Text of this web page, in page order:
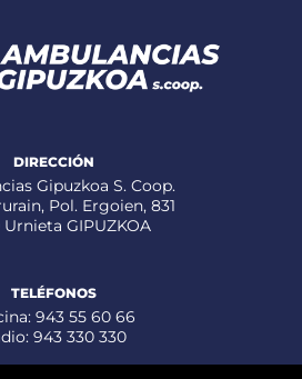
DIRECCIÓN
Gipuzkoa S. Coop.
Pol. Ergoien, 831
Urnieta GIPUZKOA
TELÉFONOS
943 55 60 66
943 330 330